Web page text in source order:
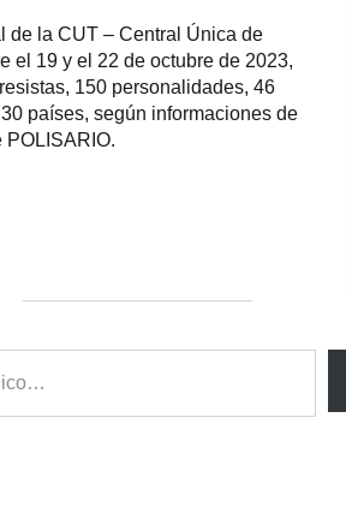
de la CUT – Central Única de
el 19 y el 22 de octubre de 2023,
150 personalidades, 46
países, según informaciones de
POLISARIO.